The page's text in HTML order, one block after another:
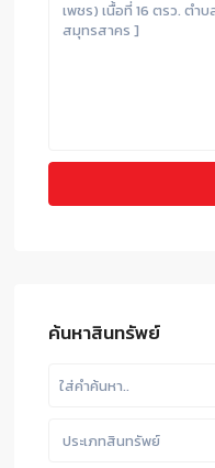
ค้นหาสินทรัพย์
ประเภทสินทรัพย์